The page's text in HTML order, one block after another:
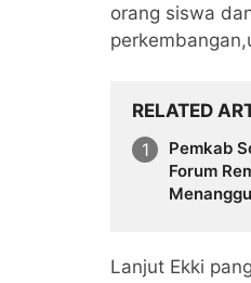
orang siswa
RELATED
Pemkab
Forum
Lanjut Ekki